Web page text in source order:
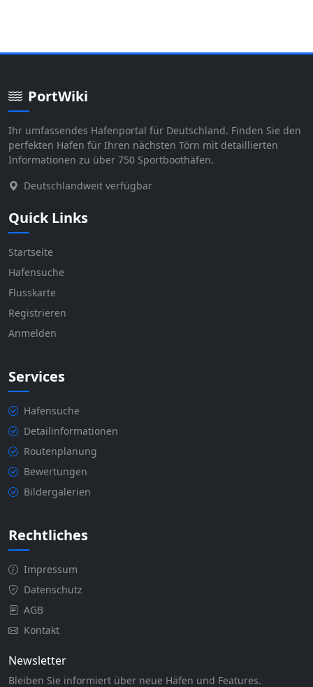
PortWiki
Ihr umfassendes Hafenportal für Deutschland. Finden Sie den
perfekten Hafen für Ihren nächsten Törn mit detaillierten
Informationen zu über 750 Sportboothäfen.
Deutschlandweit verfügbar
Quick Links
Startseite
Hafensuche
Flusskarte
Registrieren
Anmelden
Services
Hafensuche
Detailinformationen
Routenplanung
Bewertungen
Bildergalerien
Rechtliches
Impressum
Datenschutz
AGB
Kontakt
Newsletter
Bleiben Sie informiert über neue Häfen und Features.